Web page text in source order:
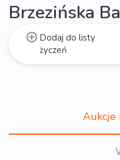
Brzezińska
Dodaj do listy
życzeń
Aukcje